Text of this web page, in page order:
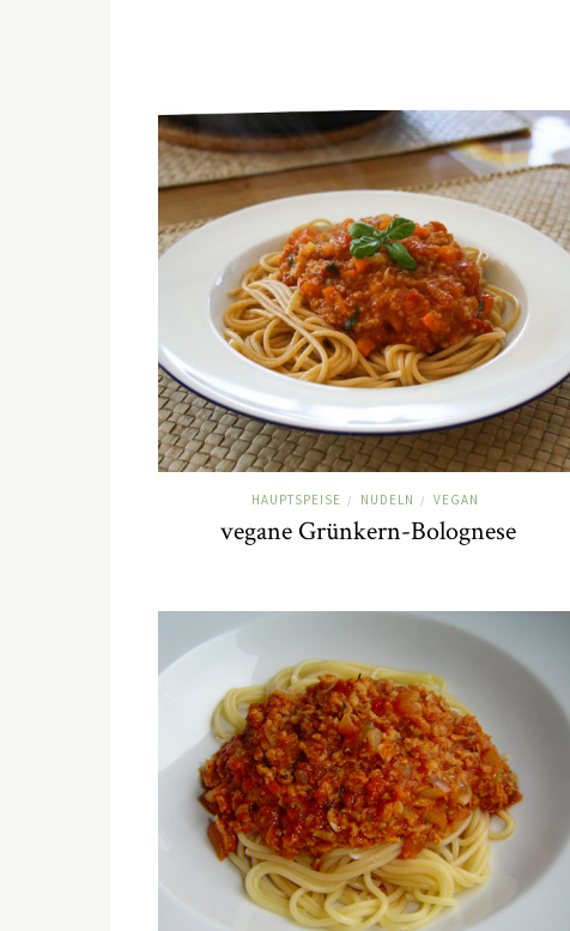
HAUPTSPEISE / NUDELN / VEGAN
vegane Grünkern-Bolognese